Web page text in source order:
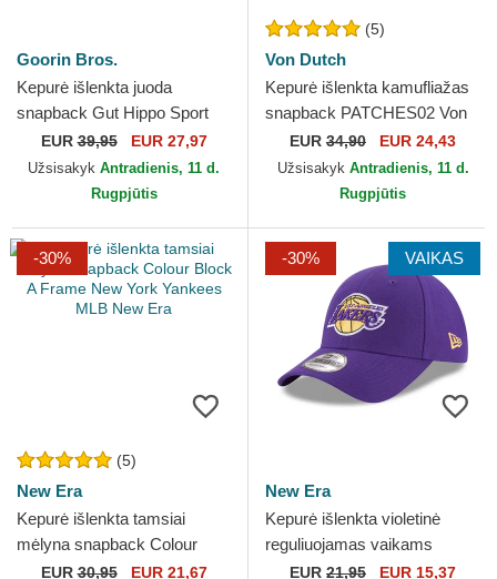
Goorin Bros.
Kepurė išlenkta juoda
snapback Gut Hippo Sport
The Farm Goorin Bros.
EUR39,95 EUR 27,97
Užsisakyk Antradienis, 11 d.
Rugpjūtis
(5)
Von Dutch
Kepurė išlenkta kamufliažas
snapback PATCHES02 Von
DutchEUR 34,90 EUR 24,43
Užsisakyk Antradienis, 11 d.
Rugpjūtis
-30%
(5)
New Era
Kepurė išlenkta tamsiai
mėlyna snapback Colour
Block A Frame New York
EUR30,95 EUR 21,67
-30% VAIKAS
New Era
Kepurė išlenkta violetinė
reguliuojamas vaikams
9FORTY The League Los
EUR 21,95 EUR 15,37